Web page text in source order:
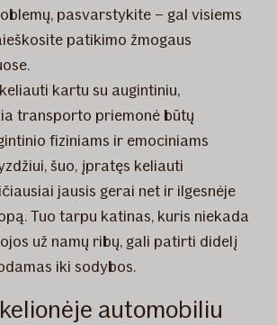
pasvarstykite – gal visiems
patikimo žmogaus
kartu su augintiniu,
transporto priemonė būtų
fiziniams ir emociniams
šuo, įpratęs keliauti
jausis gerai net ir ilgesnėje
Tuo tarpu katinas, kuris niekada
už namų ribų, gali patirti didelį
iki sodybos.
automobiliu